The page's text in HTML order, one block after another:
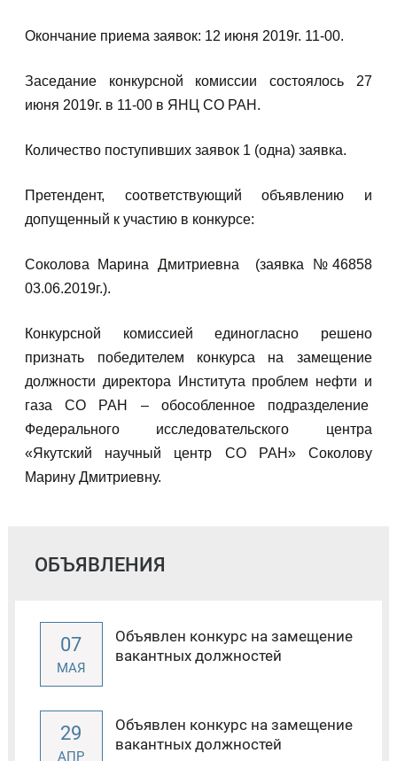
Окончание приема заявок: 12 июня 2019г. 11-00.
Заседание конкурсной комиссии состоялось 27
июня 2019г. в 11-00 в ЯНЦ СО РАН.
Количество поступивших заявок 1 (одна) заявка.
Претендент, соответствующий объявлению и
допущенный к участию в конкурсе:
Соколова Марина Дмитриевна (заявка №46858
03.06.2019г.).
Конкурсной комиссией единогласно решено
признать победителем конкурса на замещение
должности директора Института проблем нефти и
газа СО РАН – обособленное подразделение
Федерального исследовательского центра
«Якутский научный центр СО РАН» Соколову
Марину Дмитриевну.
ОБЪЯВЛЕНИЯ
07
МАЯ
Объявлен конкурс на замещение
вакантных должностей
29
АПР
Объявлен конкурс на замещение
вакантных должностей